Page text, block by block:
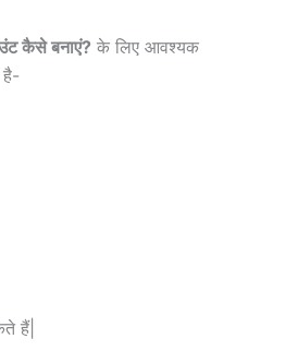
कैसे बनाएं? के लिए आवश्यक
हैं|